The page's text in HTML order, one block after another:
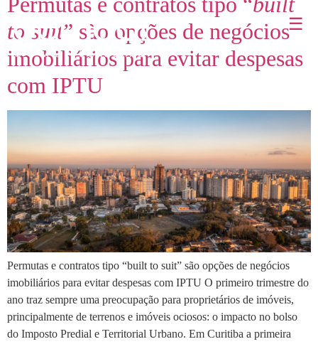
☰
to suit” são opções de negócios
imobiliários para evitar despesas
com IPTU
Permutas e contratos tipo “built to suit” são opções de negócios
imobiliários para evitar despesas com IPTU O primeiro trimestre do
ano traz sempre uma preocupação para proprietários de imóveis,
principalmente de terrenos e imóveis ociosos: o impacto no bolso
do Imposto Predial e Territorial Urbano. Em Curitiba a primeira